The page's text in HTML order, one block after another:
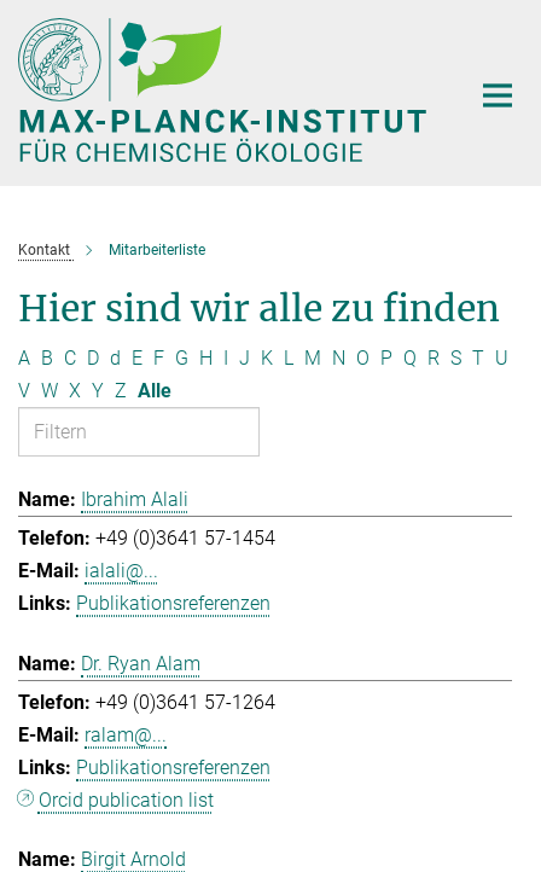
Hauptinhalt
Kontakt Mitarbeiterliste
Hier sind wir alle zu finden
A B C D d E F G H I J K L M N O P Q R S T U
V W X Y Z Alle
Ibrahim Alali
+49 (0)3641 57-1454
ialali@...
Publikationsreferenzen
Dr. Ryan Alam
+49 (0)3641 57-1264
ralam@...
Publikationsreferenzen
Orcid publication list
Birgit Arnold